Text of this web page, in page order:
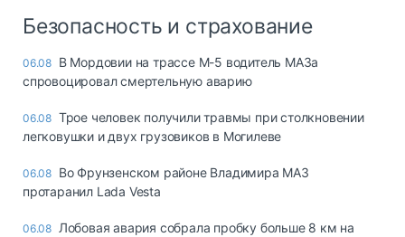
Безопасность и страхование
06.08 В Мордовии на трассе М-5 водитель МАЗа
спровоцировал смертельную аварию
06.08 Трое человек получили травмы при столкновении
легковушки и двух грузовиков в Могилеве
06.08 Во Фрунзенском районе Владимира МАЗ
протаранил Lada Vesta
06.08 Лобовая авария собрала пробку больше 8 км на